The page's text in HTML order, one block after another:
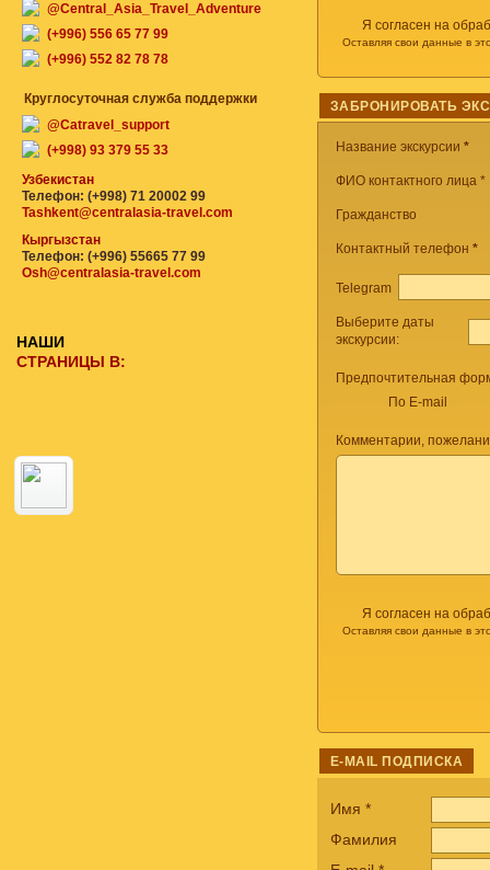
Я согласен на
Оставляя свои данные в
ЗАБРОНИРОВАТЬ
Название экскурсии *
ФИО контактного лица *
Гражданство
Контактный телефон *
Telegram
Выберите даты
экскурсии:
Предпочтительная
По E-mail
Комментарии,
Я согласен на
Оставляя свои данные в
E-MAIL ПОДПИСКА
Имя *
Фамилия
@Central_Asia_Travel_Adventure
(+996) 556 65 77 99
(+996) 552 82 78 78
Круглосуточная служба поддержки
@Catravel_support
(+998) 93 379 55 33
Узбекистан
Телефон: (+998) 71 20002 99
Tashkent@centralasia-travel.com
Кыргызстан
Телефон: (+996) 55665 77 99
Osh@centralasia-travel.com
НАШИ
СТРАНИЦЫ В: